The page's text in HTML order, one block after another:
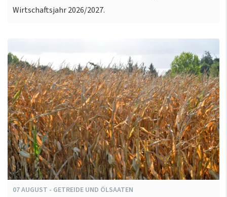
Wirtschaftsjahr 2026/2027.
07AUGUST - GETREIDE UND ÖLSAATEN